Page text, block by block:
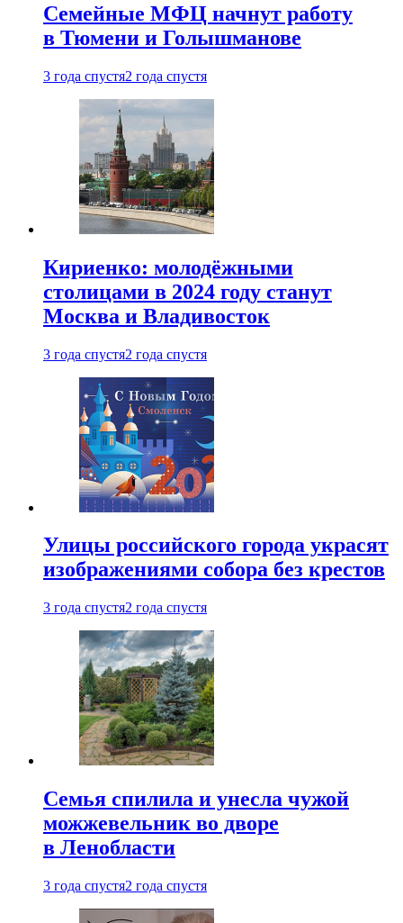
Семейные МФЦ начнут работу
в Тюмени и Голышманове
3 года спустя2 года спустя
Кириенко: молодёжными
столицами в 2024 году станут
Москва и Владивосток
3 года спустя2 года спустя
Улицы российского города украсят
изображениями собора без крестов
3 года спустя2 года спустя
Семья спилила и унесла чужой
можжевельник во дворе
в Ленобласти
3 года спустя2 года спустя